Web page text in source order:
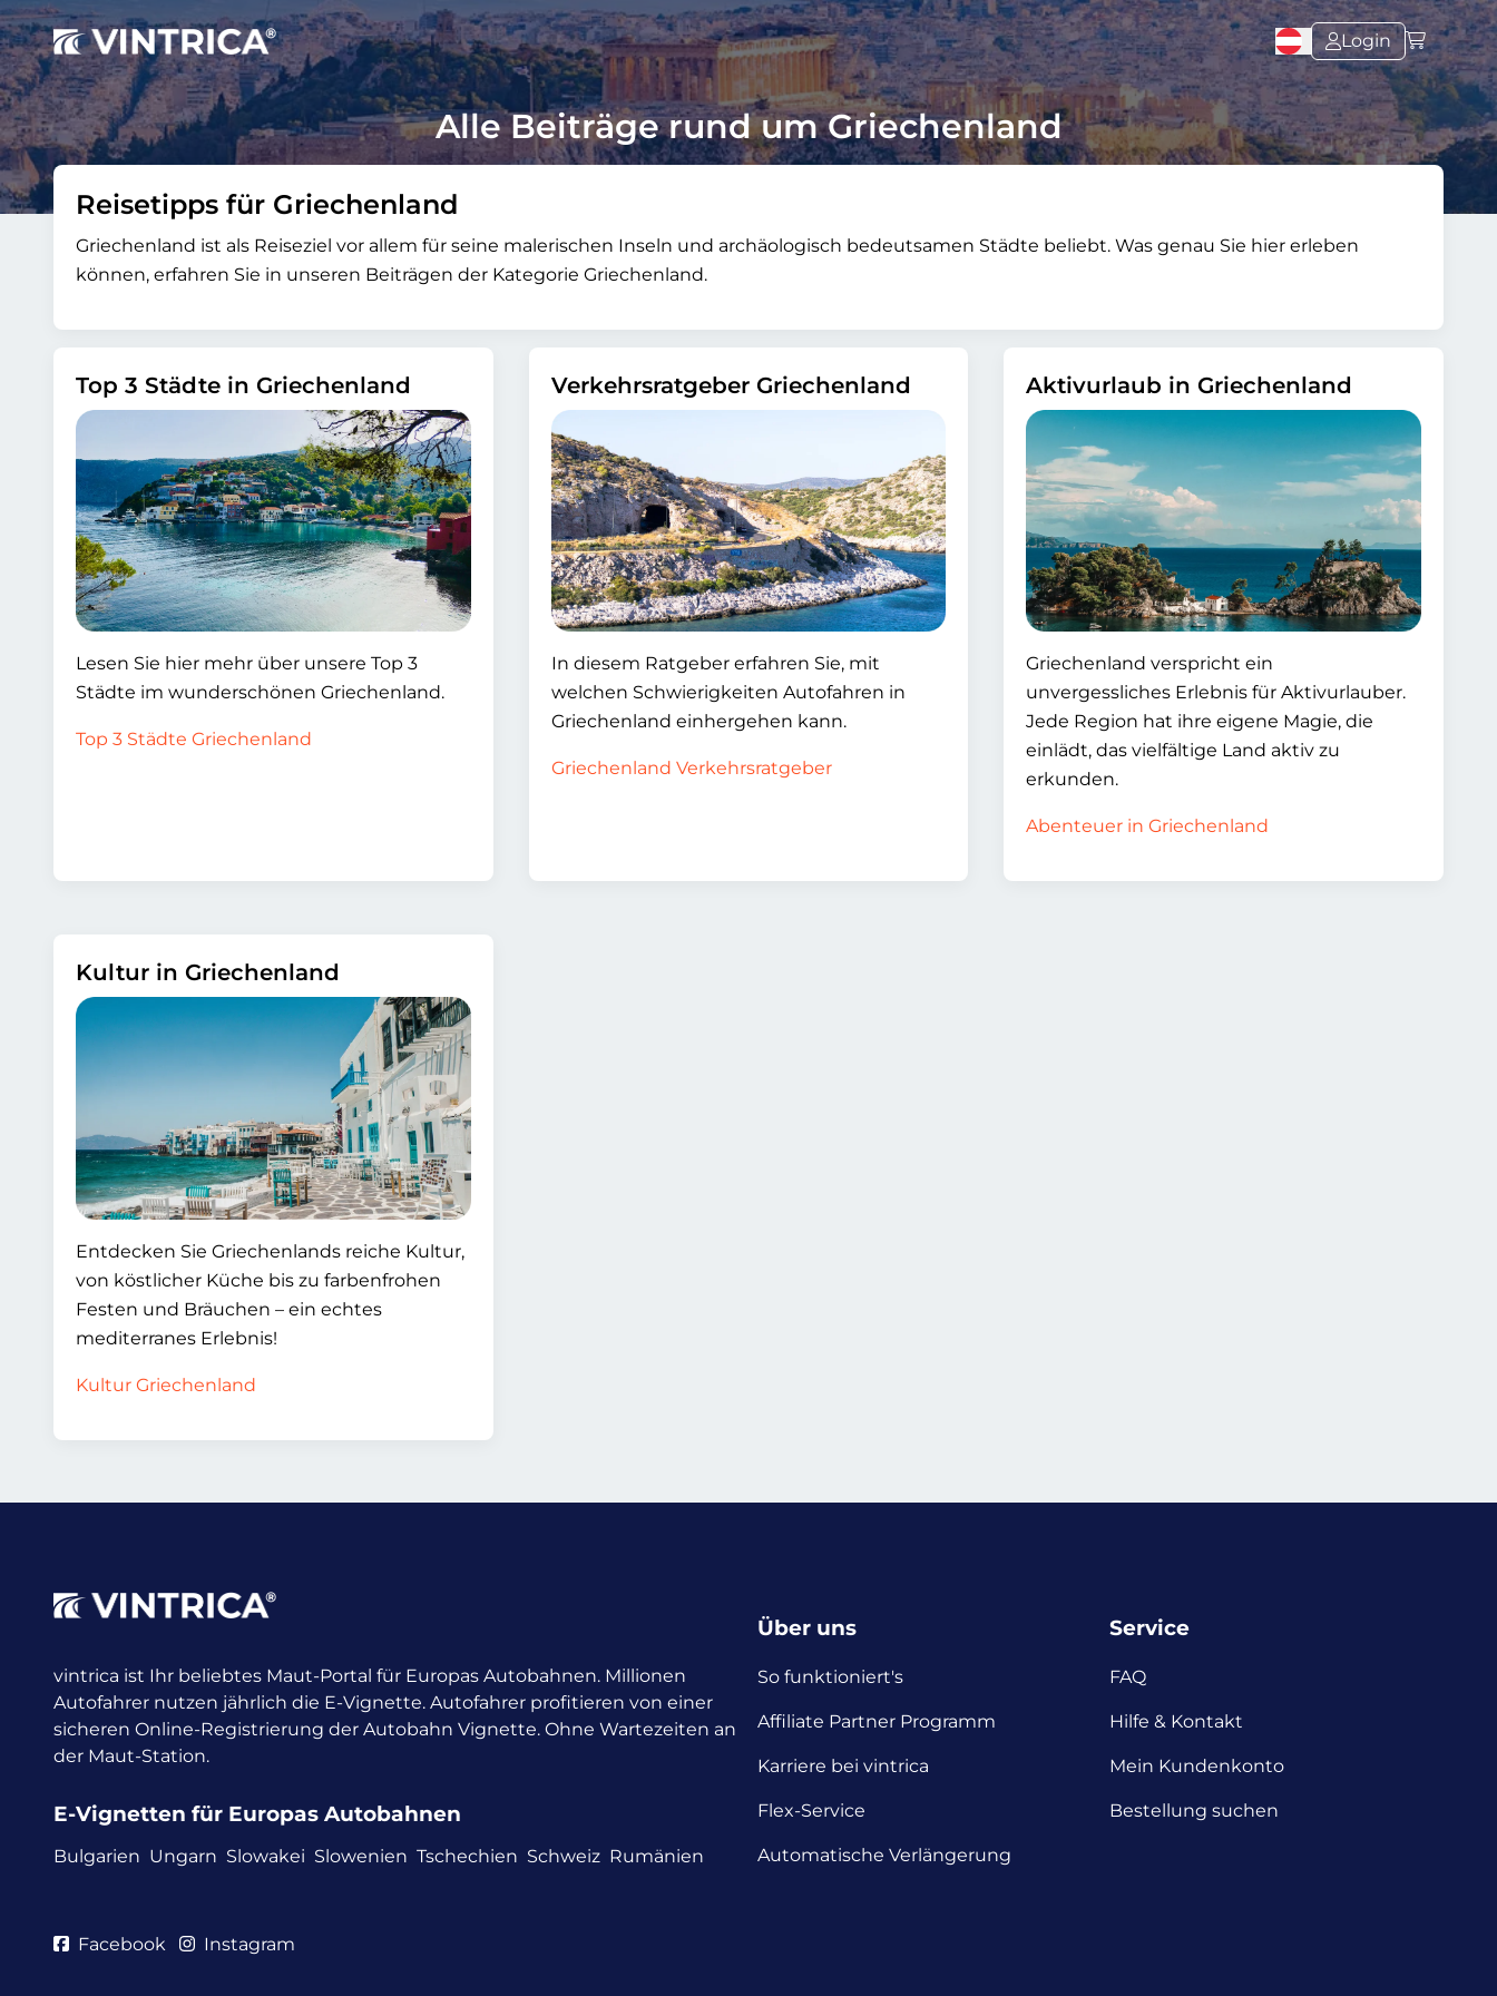
Login
Alle Beiträge rund um Griechenland
Reisetipps für Griechenland
Griechenland ist als Reiseziel vor allem für seine malerischen Inseln und archäologisch bedeutsamen Städte beliebt. Was genau Sie hier erleben
können, erfahren Sie in unseren Beiträgen der Kategorie Griechenland.
Top 3 Städte in Griechenland
Lesen Sie hier mehr über unsere Top 3
Städte im wunderschönen Griechenland.
Top 3 Städte Griechenland
Verkehrsratgeber Griechenland
In diesem Ratgeber erfahren Sie, mit
welchen Schwierigkeiten Autofahren in
Griechenland einhergehen kann.
Griechenland Verkehrsratgeber
Aktivurlaub in Griechenland
Griechenland verspricht ein
unvergessliches Erlebnis für Aktivurlauber.
Jede Region hat ihre eigene Magie, die
einlädt, das vielfältige Land aktiv zu
erkunden.
Abenteuer in Griechenland
Kultur in Griechenland
Entdecken Sie Griechenlands reiche Kultur,
von köstlicher Küche bis zu farbenfrohen
Festen und Bräuchen – ein echtes
mediterranes Erlebnis!
Kultur Griechenland
vintrica ist Ihr beliebtes Maut-Portal für Europas Autobahnen. Millionen
Autofahrer nutzen jährlich die E-Vignette. Autofahrer profitieren von einer
sicheren Online-Registrierung der Autobahn Vignette. Ohne Wartezeiten an
der Maut-Station.
E-Vignetten für Europas Autobahnen
Bulgarien Ungarn Slowakei Slowenien Tschechien Schweiz Rumänien
Über uns
So funktioniert's
Affiliate Partner Programm
Karriere bei vintrica
Flex-Service
Automatische Verlängerung
Service
FAQ
Hilfe & Kontakt
Mein Kundenkonto
Bestellung suchen
Facebook Instagram